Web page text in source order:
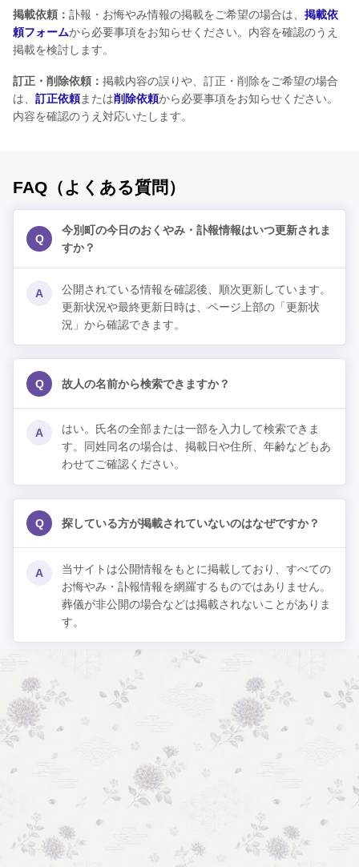
掲載依頼： 訃報・お悔やみ情報の掲載をご希望の場合は、 掲載依
頼フォームから必要事項をお知らせください。内容を確認のうえ
掲載を検討します。
訂正・削除依頼： 掲載内容の誤りや、訂正・削除をご希望の場合
は、 訂正依頼または削除依頼から必要事項をお知らせください。
内容を確認のうえ対応いたします。
FAQ（よくある質問）
Q
今別町の今日のおくやみ・訃報情報はいつ更新されま
すか？
A
公開されている情報を確認後、順次更新しています。
更新状況や最終更新日時は、ページ上部の「更新状
況」から確認できます。
Q 故人の名前から検索できますか？
A
はい。氏名の全部または一部を入力して検索できま
す。同姓同名の場合は、掲載日や住所、年齢などもあ
わせてご確認ください。
Q 探している方が掲載されていないのはなぜですか？
A
当サイトは公開情報をもとに掲載しており、すべての
お悔やみ・訃報情報を網羅するものではありません。
葬儀が非公開の場合などは掲載されないことがありま
す。